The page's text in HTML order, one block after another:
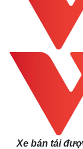
Xe bán tải